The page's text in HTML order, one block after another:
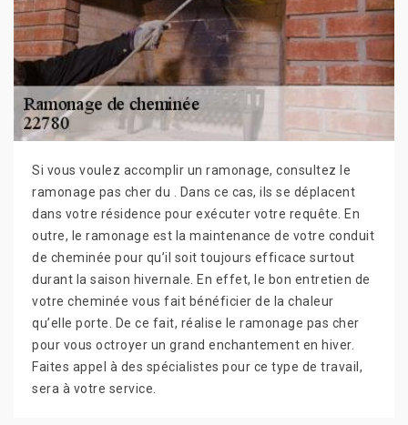
Si vous voulez accomplir un ramonage, consultez le
ramonage pas cher du . Dans ce cas, ils se déplacent
dans votre résidence pour exécuter votre requête. En
outre, le ramonage est la maintenance de votre conduit
de cheminée pour qu’il soit toujours efficace surtout
durant la saison hivernale. En effet, le bon entretien de
votre cheminée vous fait bénéficier de la chaleur
qu’elle porte. De ce fait, réalise le ramonage pas cher
pour vous octroyer un grand enchantement en hiver.
Faites appel à des spécialistes pour ce type de travail,
sera à votre service.